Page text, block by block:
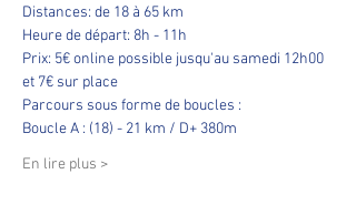
Distances: de 18 à 65 km
Heure de départ: 8h - 11h
Prix: 5€ online possible jusqu'au samedi 12h00
et 7€ sur place
Parcours sous forme de boucles :
Boucle A : (18) - 21 km / D+ 380m
En lire plus >